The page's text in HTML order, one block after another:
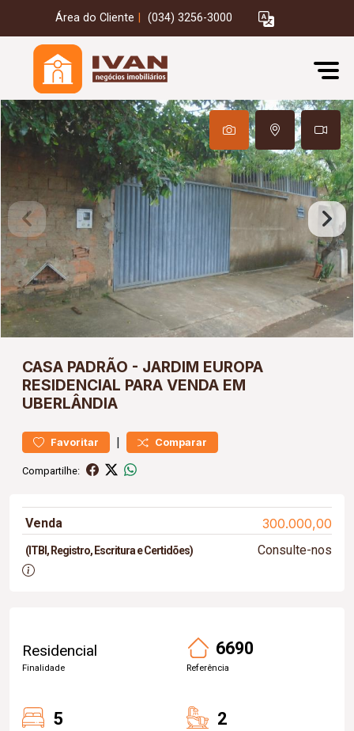
Área do Cliente (034) 3256-3000
CASA PADRÃO - JARDIM EUROPA
RESIDENCIAL PARA VENDA EM
UBERLÂNDIA
Favoritar | Comparar
Compartilhe:
Venda 300.000,00
(ITBI, Registro, Escritura e Certidões) Consulte-nos
Residencial
Finalidade
6690
Referência
5 2